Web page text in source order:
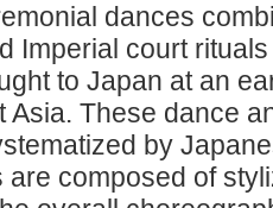
dances
Imperial court
to Japan at an
Asia. These dance
by
are composed of